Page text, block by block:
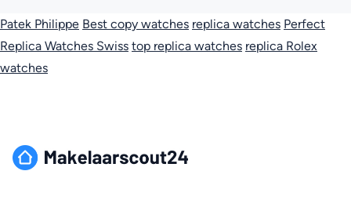
Patek Philippe Best copy watches replica watches Perfect
Replica Watches Swiss top replica watches replica Rolex
watches